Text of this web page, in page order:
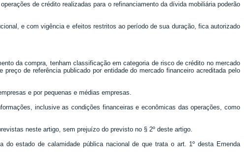
de crédito realizadas para o refinanciamento da dívida mobiliária poderão
e com vigência e efeitos restritos ao período de sua duração, fica autorizado
da compra, tenham classificação em categoria de risco de crédito no mercado
de referência publicado por entidade do mercado financeiro acreditada pelo
e por pequenas e médias empresas.
inclusive as condições financeiras e econômicas das operações, como
neste artigo, sem prejuízo do previsto no § 2º deste artigo.
estado de calamidade pública nacional de que trata o art. 1º desta Emenda